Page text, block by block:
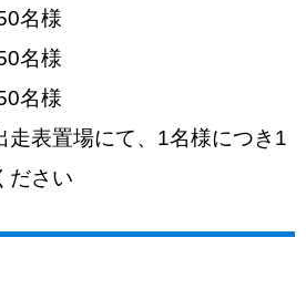
名様
名様
名様
表置場にて、1名様につき1
ださい